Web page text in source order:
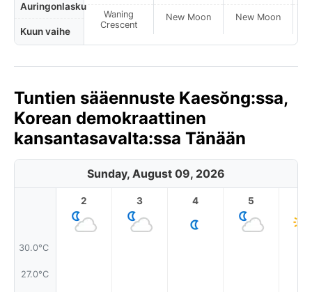
Auringonlasku
Kuun vaihe
Waning
Crescent
New Moon New Moon
Tuntien sääennuste Kaesŏng:ssa,
Korean demokraattinen
kansantasavalta:ssa Tänään
Sunday, August 09, 2026
30.0°C
27.0°C
2 3 4 5